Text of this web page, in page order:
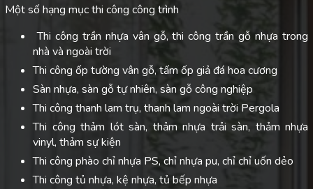
Một số hạng mục thi công công trình
Thi công trần nhựa vân gỗ, thi công trần gỗ nhựa trong
nhà và ngoài trời
Thi công ốp tường vân gỗ, tấm ốp giả đá hoa cương
Sàn nhựa, sàn gỗ tự nhiên, sàn gỗ công nghiệp
Thi công thanh lam trụ, thanh lam ngoài trời Pergola
Thi công thảm lót sàn, thảm nhựa trải sàn, thảm nhựa
vinyl, thảm sự kiện
Thi công phào chỉ nhựa PS, chỉ nhựa pu, chỉ chỉ uốn dẻo
Thi công tủ nhựa, kệ nhựa, tủ bếp nhựa